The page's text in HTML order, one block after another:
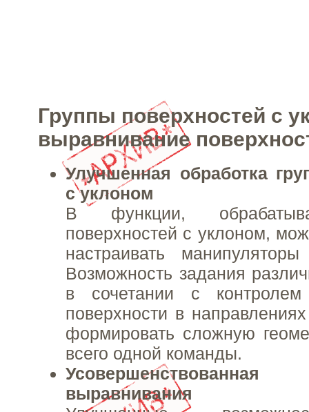
Группы поверхностей с
выравнивание
Улучшенная обработка
с уклоном
В функции,
поверхностей с уклоном,
настраивать
Возможность задания
в сочетании с
поверхности в
формировать сложную
всего одной команды.
выравнивания